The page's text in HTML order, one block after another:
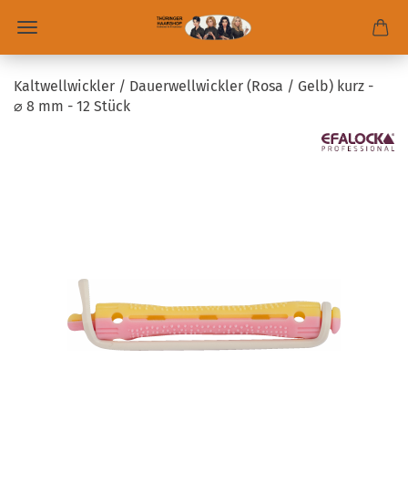
Kaltwellwickler / Dauerwellwickler (Rosa / Gelb) kurz -
⌀ 8 mm - 12 Stück